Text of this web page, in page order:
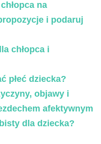
na
i podaruj
chłopca i
płeć dziecka?
objawy i
afektywnym
dla dziecka?